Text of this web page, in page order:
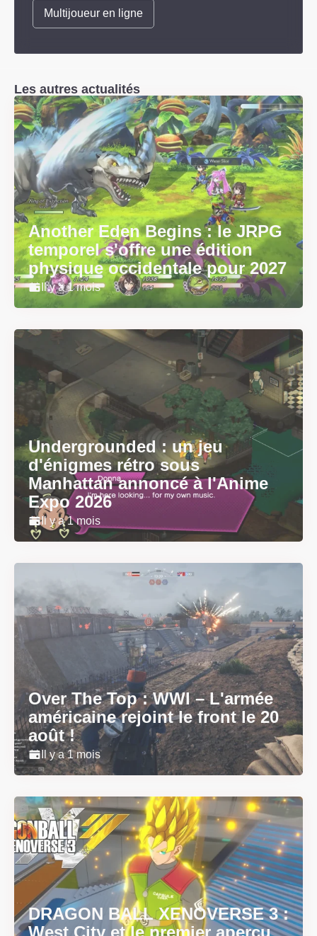
Multijoueur en ligne
Les autres actualités
Another Eden Begins : le JRPG
temporel s'offre une édition
physique occidentale pour 2027
Il y a 1 mois
Undergrounded : un jeu
d'énigmes rétro sous
Manhattan annoncé à l'Anime
Expo 2026
Il y a 1 mois
Over The Top : WWI – L'armée
américaine rejoint le front le 20
août !
Il y a 1 mois
DRAGON BALL XENOVERSE 3 :
West City et le premier aperçu